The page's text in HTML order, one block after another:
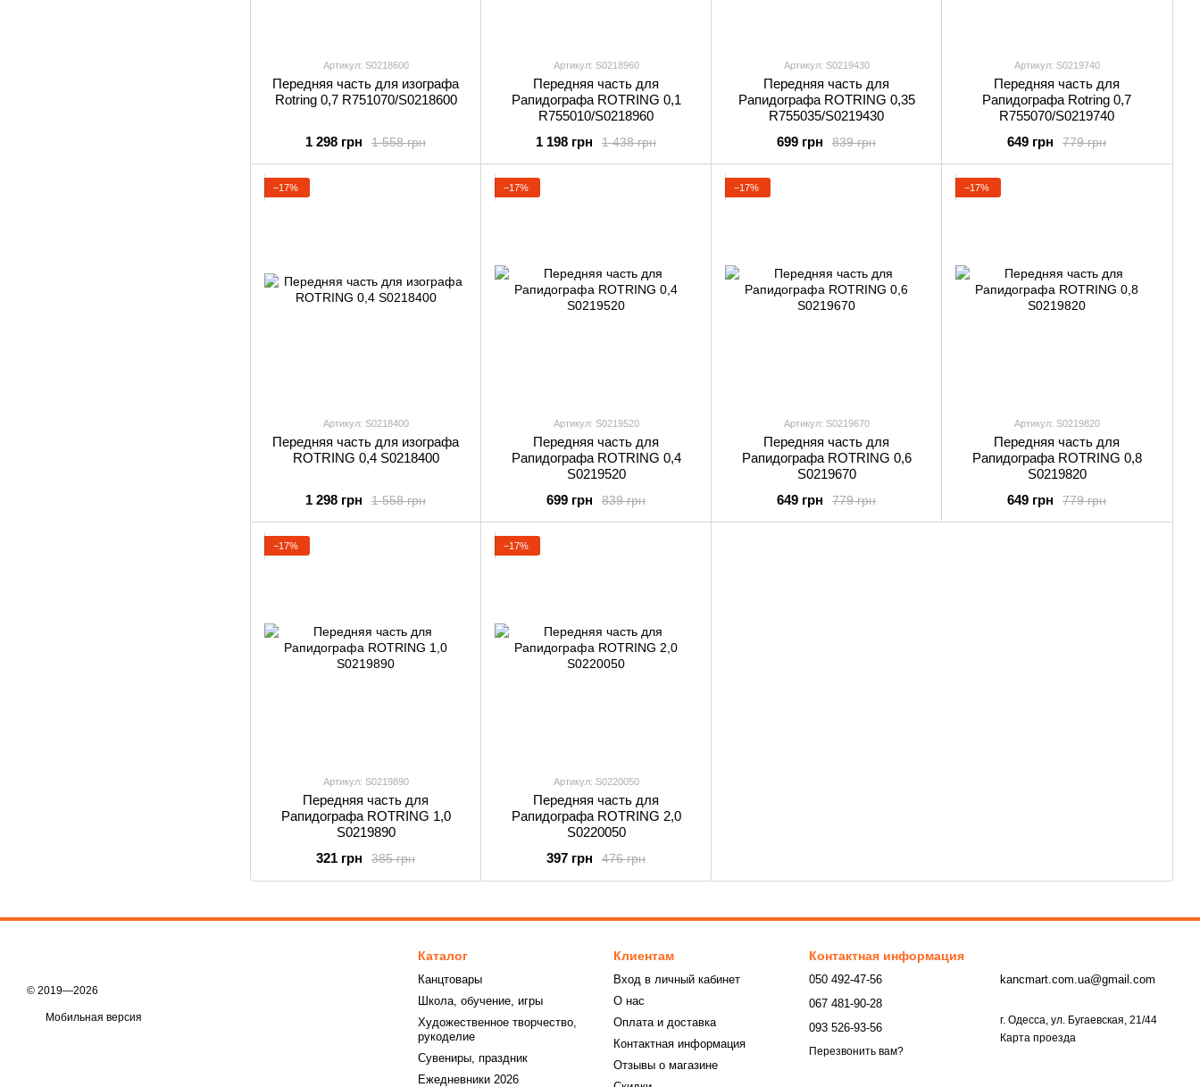
Артикул: S0218600
Передняя часть для изографа
Rotring 0,7 R751070/S0218600
1 558 грн
1 298 грн
Артикул: S0218960
Передняя часть для
Рапидографа ROTRING 0,1
R755010/S0218960
1 438 грн
1 198 грн
Артикул: S0219430
Передняя часть для
Рапидографа ROTRING 0,35
R755035/S0219430
839 грн
699 грн
Артикул: S0219740
Передняя часть для
Рапидографа Rotring 0,7
R755070/S0219740
779 грн
649 грн
−17%
Артикул: S0218400
Передняя часть для изографа
ROTRING 0,4 S0218400
1 558 грн
1 298 грн
−17%
Артикул: S0219520
Передняя часть для
Рапидографа ROTRING 0,4
S0219520
839 грн
699 грн
−17%
Артикул: S0219670
Передняя часть для
Рапидографа ROTRING 0,6
S0219670
779 грн
649 грн
−17%
Артикул: S0219820
Передняя часть для
Рапидографа ROTRING 0,8
S0219820
779 грн
649 грн
−17%
Артикул: S0219890
Передняя часть для
Рапидографа ROTRING 1,0
S0219890
385 грн
321 грн
−17%
Артикул: S0220050
Передняя часть для
Рапидографа ROTRING 2,0
S0220050
476 грн
397 грн
© 2019—2026
Мобильная версия
Каталог
Канцтовары
Школа, обучение, игры
Художественное творчество,
рукоделие
Сувениры, праздник
Ежедневники 2026
Клиентам
Вход в личный кабинет
О нас
Оплата и доставка
Контактная информация
Отзывы о магазине
Контактная информация
050 492-47-56
067 481-90-28
093 526-93-56
Перезвонить вам?
kancmart.com.ua@gmail.com
г. Одесса, ул. Бугаевская, 21/44
Карта проезда